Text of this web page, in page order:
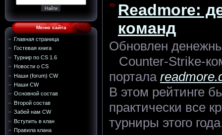
Меню сайта
Главная страница
Гостевая книга
Турнир по CS 1.6
Новости о CS
Наши (forum) CW
Наши CW
Основной состав
Второй состав
Забей нам CW
Вступить в клан
Правила клана
Readmore:
команд
Обновлен
Counter-Strike-
портала
В этом рейтинге
практически все
турниры этого